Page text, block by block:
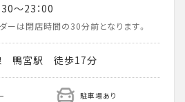
～23：00
ーは閉店時間の30分前となります。
鴨宮駅 徒歩17分
駐車場あり